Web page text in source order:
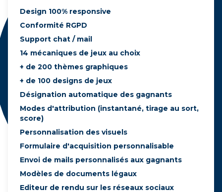
Design 100% responsive
Conformité RGPD
Support chat / mail
14 mécaniques de jeux au choix
+ de 200 thèmes graphiques
+ de 100 designs de jeux
Désignation automatique des gagnants
Modes d'attribution (instantané, tirage au sort,
score)
Personnalisation des visuels
Formulaire d'acquisition personnalisable
Envoi de mails personnalisés aux gagnants
Modèles de documents légaux
Editeur de rendu sur les réseaux sociaux